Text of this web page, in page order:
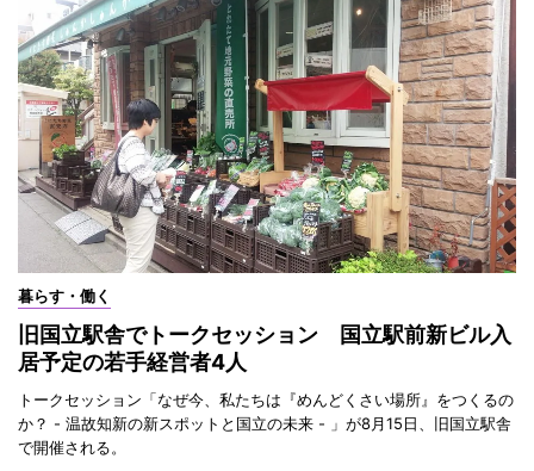
暮らす・働く
旧国立駅舎でトークセッション 国立駅前新ビル入
居予定の若手経営者4人
トークセッション「なぜ今、私たちは『めんどくさい場所』をつくるの
か？ - 温故知新の新スポットと国立の未来 - 」が8月15日、旧国立駅舎
で開催される。